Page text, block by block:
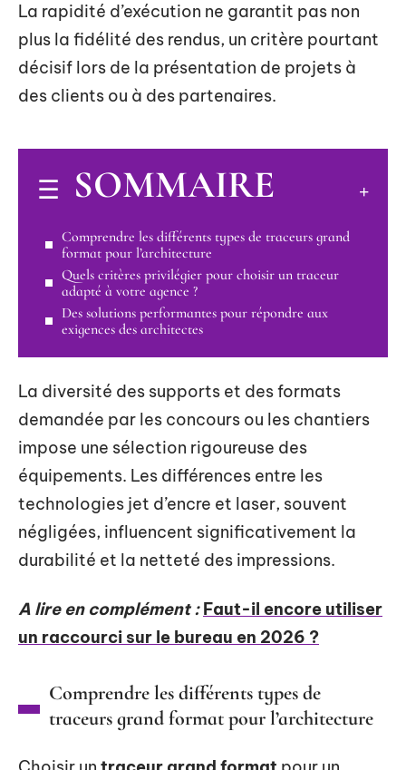
La rapidité d’exécution ne garantit pas non
plus la fidélité des rendus, un critère pourtant
décisif lors de la présentation de projets à
des clients ou à des partenaires.
SOMMAIRE
Comprendre les différents types de traceurs grand
format pour l’architecture
Quels critères privilégier pour choisir un traceur
adapté à votre agence ?
Des solutions performantes pour répondre aux
exigences des architectes
La diversité des supports et des formats
demandée par les concours ou les chantiers
impose une sélection rigoureuse des
équipements. Les différences entre les
technologies jet d’encre et laser, souvent
négligées, influencent significativement la
durabilité et la netteté des impressions.
A lire en complément : Faut-il encore utiliser
un raccourci sur le bureau en 2026 ?
Comprendre les différents types de
traceurs grand format pour l’architecture